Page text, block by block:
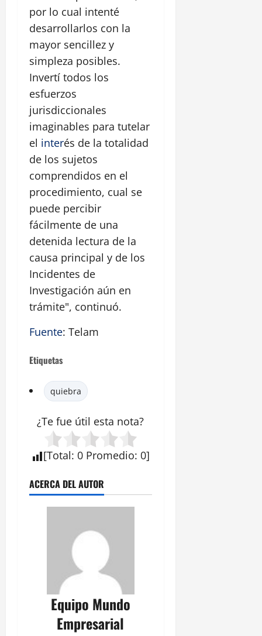
por lo cual intenté
desarrollarlos con la
mayor sencillez y
simpleza posibles.
Invertí todos los
esfuerzos
jurisdiccionales
imaginables para tutelar
el interés de la totalidad
de los sujetos
comprendidos en el
procedimiento, cual se
puede percibir
fácilmente de una
detenida lectura de la
causa principal y de los
Incidentes de
Investigación aún en
trámite", continuó.
Fuente: Telam
Etiquetas
quiebra
¿Te fue útil esta nota?
[Total: 0 Promedio: 0]
ACERCA DEL AUTOR
Equipo Mundo
Empresarial